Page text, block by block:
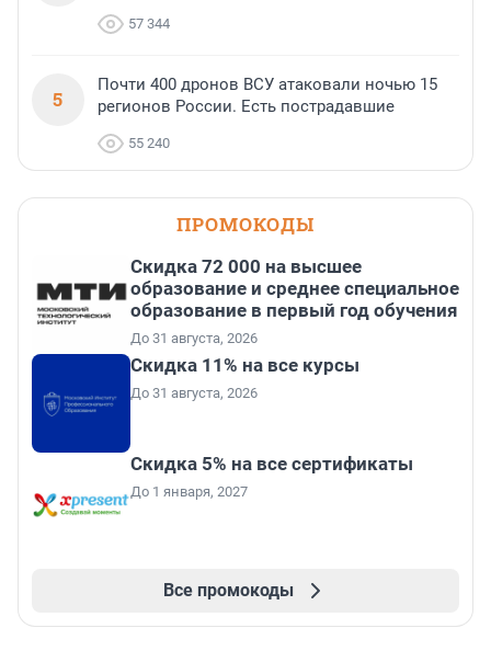
57 344
5
Почти 400 дронов ВСУ атаковали ночью 15
регионов России. Есть пострадавшие
55 240
ПРОМОКОДЫ
Скидка 72 000 на высшее
образование и среднее специальное
образование в первый год обучения
До 31 августа, 2026
Скидка 11% на все курсы
До 31 августа, 2026
Скидка 5% на все сертификаты
До 1 января, 2027
Все промокоды